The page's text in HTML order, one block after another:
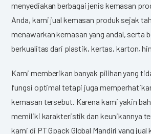
menyediakan berbagai jenis kemasan
Anda, kami jual kemasan produk sejak
menawarkan kemasan yang andal, serta
berkualitas dari plastik, kertas, karton,
Kami memberikan banyak pilihan yang
fungsi optimal tetapi juga
kemasan tersebut. Karena kami yakin
memiliki karakteristik dan keunikannya
kami di PT Gpack Global Mandiri yang